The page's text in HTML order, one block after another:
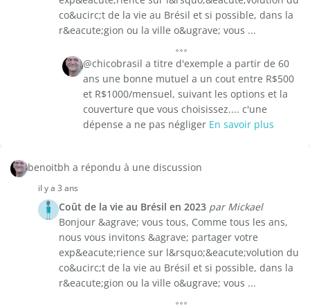
co&ucirc;t de la vie au Brésil et si possible, dans la
r&eacute;gion ou la ville o&ugrave; vous ...
@chicobrasil a titre d'exemple a partir de 60
ans une bonne mutuel a un cout entre R$500
et R$1000/mensuel, suivant les options et la
couverture que vous choisissez.... c'une
dépense a ne pas négliger En savoir plus
benoitbh a répondu à une discussion
il y a 3 ans
Coût de la vie au Brésil en 2023 par Mickael
Bonjour &agrave; vous tous, Comme tous les ans,
nous vous invitons &agrave; partager votre
exp&eacute;rience sur l&rsquo;&eacute;volution du
co&ucirc;t de la vie au Brésil et si possible, dans la
r&eacute;gion ou la ville o&ugrave; vous ...